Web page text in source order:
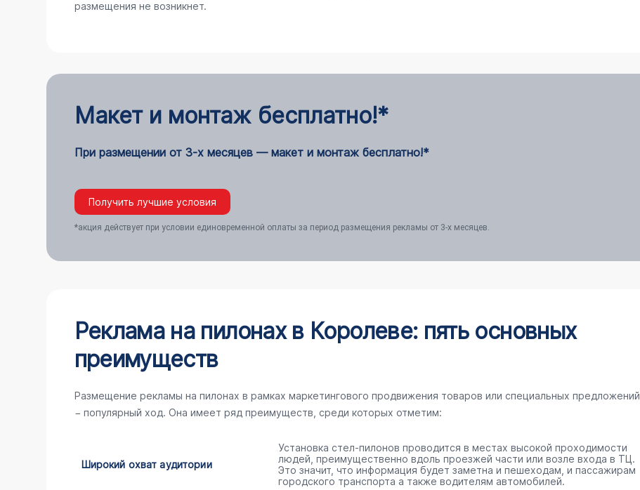
размещения не возникнет.
Макет и монтаж бесплатно!*
При размещении от 3-х месяцев — макет и монтаж бесплатно!*
Получить лучшие условия
*акция действует при условии единовременной оплаты за период размещения рекламы от 3-х месяцев.
Реклама на пилонах в Королеве: пять основных
преимуществ
Размещение рекламы на пилонах в рамках маркетингового продвижения товаров или специальных предложений
− популярный ход. Она имеет ряд преимуществ, среди которых отметим:
Широкий охват аудитории
Установка стел-пилонов проводится в местах высокой проходимости
людей, преимущественно вдоль проезжей части или возле входа в ТЦ.
Это значит, что информация будет заметна и пешеходам, и пассажирам
городского транспорта а также водителям автомобилей.